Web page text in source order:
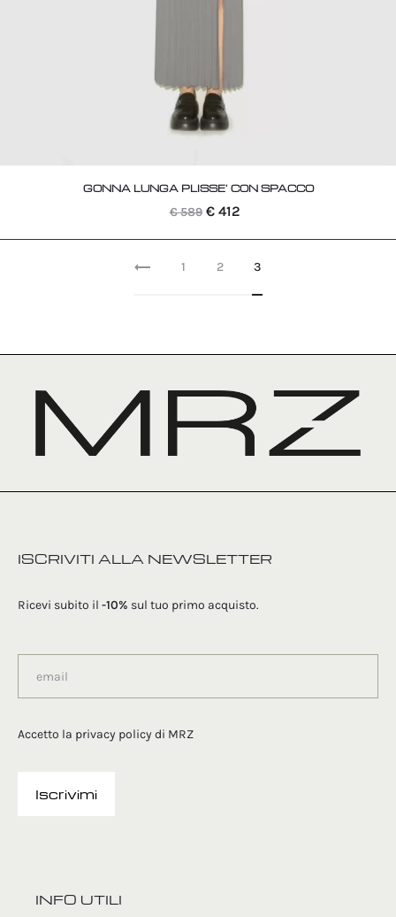
GONNA LUNGA PLISSE’ CON SPACCO
€589 Il
prezzo
originale
€412Il
prezzo
attuale
1 2 3
ISCRIVITI ALLA NEWSLETTER
Ricevi subito il -10% sul tuo primo acquisto.
Accetto la privacy policy di MRZ
INFO UTILI